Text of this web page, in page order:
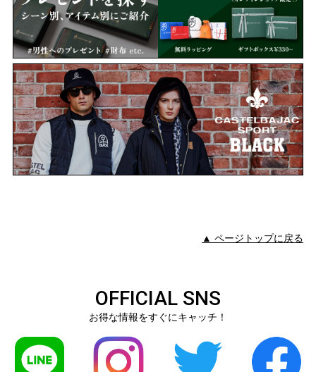
▲ ページトップに戻る
OFFICIAL SNS
お得な情報をすぐにキャッチ！